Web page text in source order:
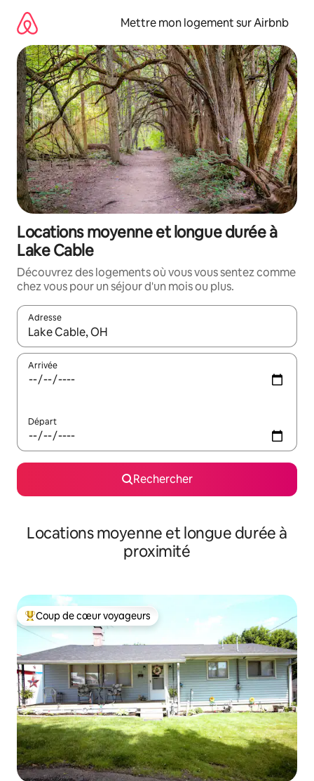
directement
contenu
Mettre mon logement sur Airbnb
Locations moyenne et longue durée à
Lake Cable
Découvrez des logements où vous vous sentez comme
chez vous pour un séjour d'un mois ou plus.
Adresse
Lorsque les résultats s'affichent, utilisez les flèches vers le
Arrivée
Départ
Rechercher
Locations moyenne et longue durée à
proximité
Coups de cœur voyageurs les plus appréciés
Coup de cœur voyageurs